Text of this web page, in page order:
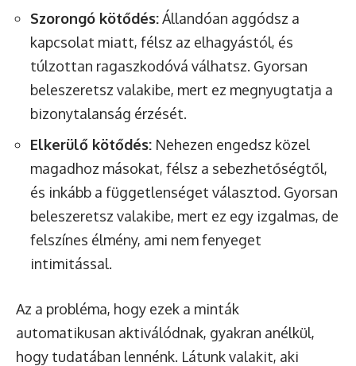
Szorongó kötődés:Állandóan aggódsz a
kapcsolat miatt, félsz az elhagyástól, és
túlzottan ragaszkodóvá válhatsz. Gyorsan
beleszeretsz valakibe, mert ez megnyugtatja a
bizonytalanság érzését.
Elkerülő kötődés: Nehezen engedsz közel
magadhoz másokat, félsz a sebezhetőségtől,
és inkább a függetlenséget választod. Gyorsan
beleszeretsz valakibe, mert ez egy izgalmas, de
felszínes élmény, ami nem fenyeget
intimitással.
Az a probléma, hogy ezek a minták
automatikusan aktiválódnak, gyakran anélkül,
hogy tudatában lennénk. Látunk valakit, aki